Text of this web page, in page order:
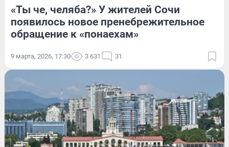
«Ты че, челяба?» У жителей Сочи
появилось новое пренебрежительное
обращение к «понаехам»
9 марта, 2026, 17:30 3 631 31